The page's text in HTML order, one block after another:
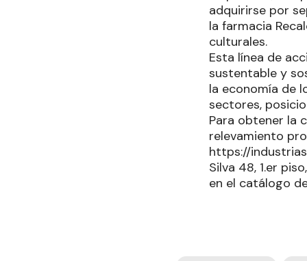
adquirirse por
la farmacia
culturales.
Esta línea de
sustentable y
la economía de
sectores,
Para obtener la
relevamiento
https://
Silva 48, 1.er
en el catálogo